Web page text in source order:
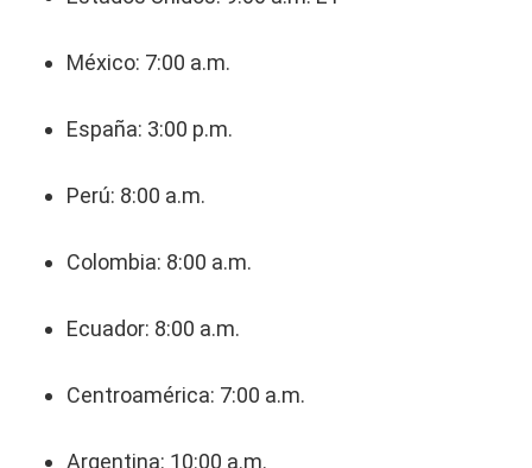
México: 7:00 a.m.
España: 3:00 p.m.
Perú: 8:00 a.m.
Colombia: 8:00 a.m.
Ecuador: 8:00 a.m.
Centroamérica: 7:00 a.m.
Argentina: 10:00 a.m.